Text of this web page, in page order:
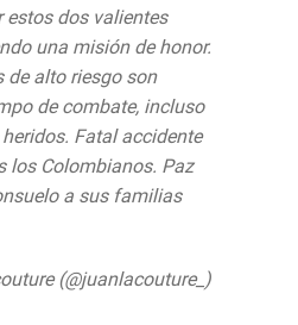
estos dos valientes
una misión de honor.
de alto riesgo son
de combate, incluso
Fatal accidente
los Colombianos. Paz
a sus familias
(@juanlacouture_)